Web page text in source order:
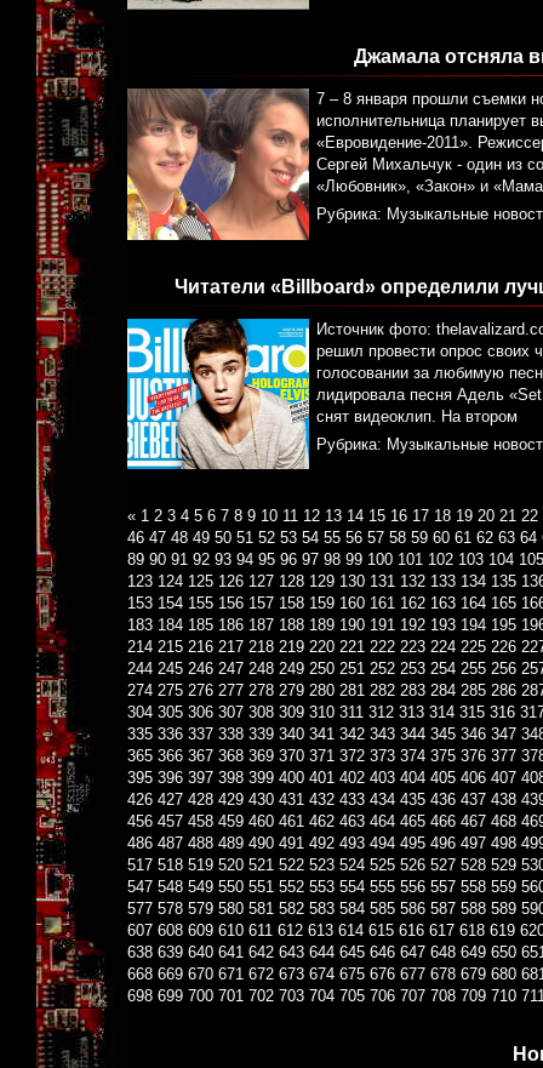
Джамала отсняла
7 – 8 января прошли съемки
исполнительница планирует
«Евровидение-2011».
Сергей Михальчук - один из
«Любовник», «Закон» и
Рубрика: Музыкальные
Читатели «Billboard» определили
Источник фото:
решил провести опрос своих
голосовании за любимую
лидировала песня Адель
снят видеоклип. На втором
Рубрика: Музыкальные
« 1 2 3 4 5 6 7 8 9 10 11 12 13 14 15 16 17 18 19 20 21 22
46 47 48 49 50 51 52 53 54 55 56 57 58 59 60 61 62 63 64
89 90 91 92 93 94 95 96 97 98 99 100 101 102 103 104 105
123 124 125 126 127 128 129 130 131 132 133 134 135
153 154 155 156 157 158 159 160 161 162 163 164 165
183 184 185 186 187 188 189 190 191 192 193 194 195
214 215 216 217 218 219 220 221 222 223 224 225 226
244 245 246 247 248 249 250 251 252 253 254 255 256
274 275 276 277 278 279 280 281 282 283 284 285 286
304 305 306 307 308 309 310 311 312 313 314 315 316
335 336 337 338 339 340 341 342 343 344 345 346 347
365 366 367 368 369 370 371 372 373 374 375 376 377
395 396 397 398 399 400 401 402 403 404 405 406 407
426 427 428 429 430 431 432 433 434 435 436 437 438
456 457 458 459 460 461 462 463 464 465 466 467 468
486 487 488 489 490 491 492 493 494 495 496 497 498
517 518 519 520 521 522 523 524 525 526 527 528 529
547 548 549 550 551 552 553 554 555 556 557 558 559
577 578 579 580 581 582 583 584 585 586 587 588 589
607 608 609 610 611 612 613 614 615 616 617 618 619
638 639 640 641 642 643 644 645 646 647 648 649 650
668 669 670 671 672 673 674 675 676 677 678 679 680
698 699 700 701 702 703 704 705 706 707 708 709 710